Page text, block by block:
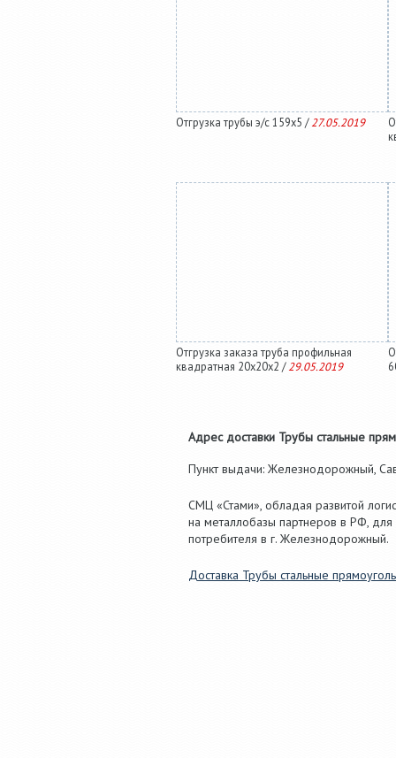
Отгрузка трубы э/с 159х5 / 27.05.2019
Отгрузка заказа труба профильная
квадратная 20х20х2 / 29.05.2019
Адрес доставки Трубы стальные
Пункт выдачи: Железнодорожный,
СМЦ «Стами», обладая развитой
на металлобазы партнеров в РФ,
потребителя в г. Железнодорожный.
Доставка Трубы стальные